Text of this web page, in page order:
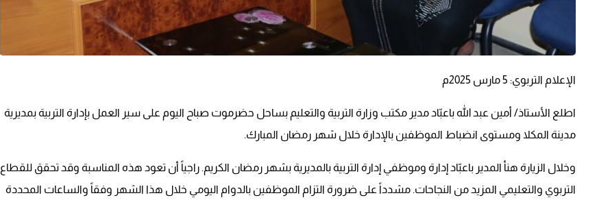
الإعلام التربوي: 5 مارس 2025م
اطلع الأستاذ/ أمين عبد الله باعبّاد مدير مكتب وزارة التربية والتعليم بساحل حضرموت صباح اليوم على سير العمل بإدارة التربية بمديرية
مدينة المكلا ومستوى انضباط الموظفين بالإدارة خلال شهر رمضان المبارك.
وخلال الزيارة هنأ المدير باعبّاد إدارة وموظفي إدارة التربية بالمديرية بشهر رمضان الكريم. راجياً أن تعود هذه المناسبة وقد تحقق للقطاع
التربوي والتعليمي المزيد من النجاحات. مشدداً على ضرورة التزام الموظفين بالدوام اليومي خلال هذا الشهر وفقاً والساعات المحددة